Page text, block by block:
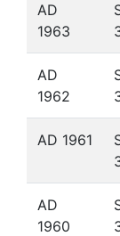
AD
1963
AD
1962
AD 1961
AD
1960